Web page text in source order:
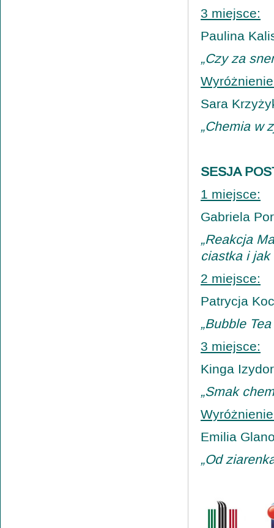
3 miejsce:
Paulina
„Czy za
Sara
„Chemia w
SESJA
1 miejsce:
Gabriela
„Reakcja
ciastka i jak
2 miejsce:
Patrycja
„Bubble
3 miejsce:
Kinga
„Smak
Emilia
„Od